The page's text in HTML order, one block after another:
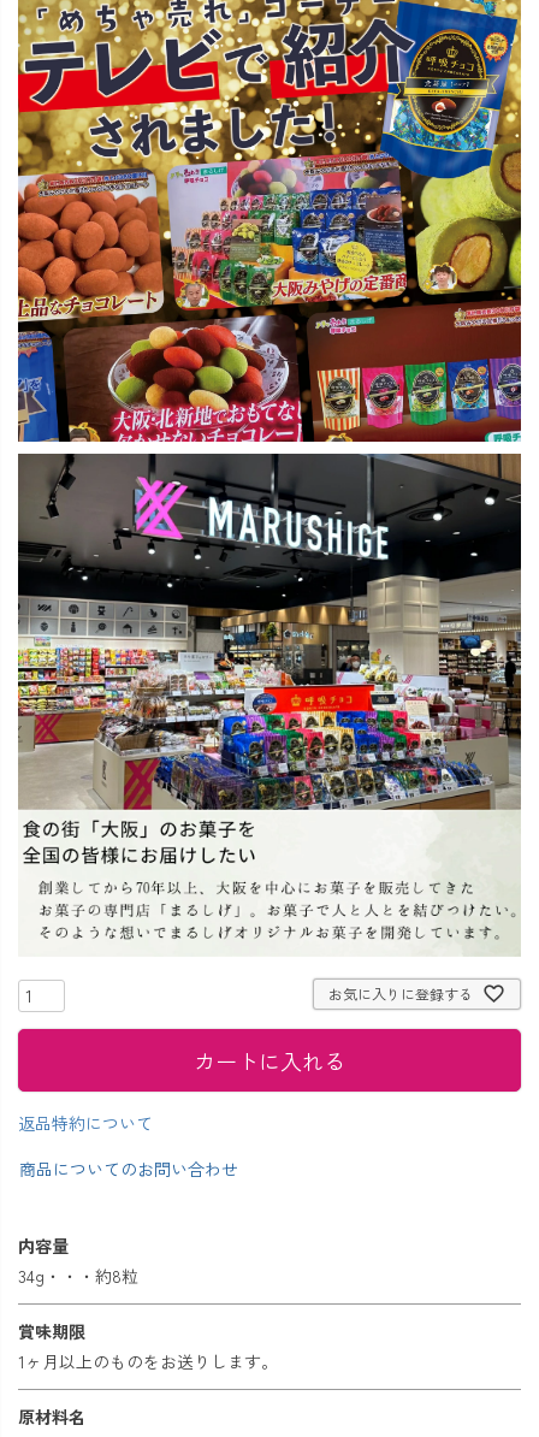
お気に入りに登録する
カートに入れる
返品特約について
商品についてのお問い合わせ
内容量
34g・・・約8粒
賞味期限
1ヶ月以上のものをお送りします。
原材料名